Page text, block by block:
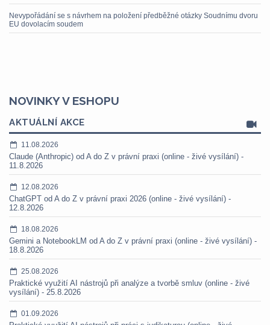
Nevypořádání se s návrhem na položení předběžné otázky Soudnímu dvoru
EU dovolacím soudem
NOVINKY V ESHOPU
AKTUÁLNÍ AKCE
11.08.2026
Claude (Anthropic) od A do Z v právní praxi (online - živé vysílání) -
11.8.2026
12.08.2026
ChatGPT od A do Z v právní praxi 2026 (online - živé vysílání) -
12.8.2026
18.08.2026
Gemini a NotebookLM od A do Z v právní praxi (online - živé vysílání) -
18.8.2026
25.08.2026
Praktické využití AI nástrojů při analýze a tvorbě smluv (online - živé
vysílání) - 25.8.2026
01.09.2026